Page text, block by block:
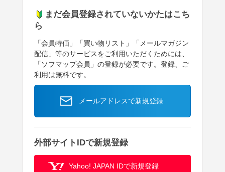
まだ会員登録されていないかたはこち
ら
「会員特価」「買い物リスト」「メールマガジン
配信」等のサービスをご利用いただくためには、
「ソフマップ会員」の登録が必要です。登録、ご
利用は無料です。
メールアドレスで新規登録
外部サイトIDで新規登録
Yahoo! JAPAN IDで新規登録